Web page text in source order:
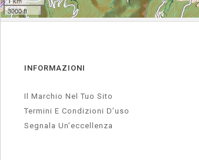
INFORMAZIONI
Il Marchio Nel Tuo Sito
Termini E Condizioni D’uso
Segnala Un’eccellenza